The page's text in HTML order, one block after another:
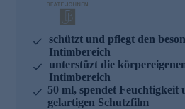
schützt und pflegt den
Intimbereich
unterstüzt die
Intimbereich
50 ml, spendet Feuchtigkeit
gelartigen Schutzfilm